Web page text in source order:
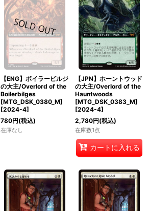
【ENG】ボイラービルジ
の大主/Overlord of the
Boilerbilges
[MTG_DSK_0380_M]
[2024-4]
780円(税込)
在庫なし
【JPN】ホーントウッド
の大主/Overlord of the
Hauntwoods
[MTG_DSK_0383_M]
[2024-4]
2,780円(税込)
在庫数1点
カートに入れる